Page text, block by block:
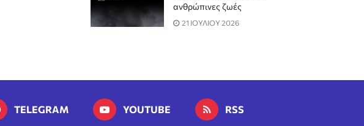
ανθρώπινες ζωές
21 ΙΟΥΛΙΟΥ 2026
TELEGRAM YOUTUBE RSS